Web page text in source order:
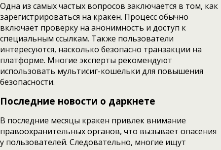
Одна из самых частых вопросов заключается в том, как
зарегистрироваться на кракен. Процесс обычно
включает проверку на анонимность и доступ к
специальным ссылкам. Также пользователи
интересуются, насколько безопасно транзакции на
платформе. Многие эксперты рекомендуют
использовать мультисиг-кошельки для повышения
безопасности.
Последние новости о даркнете
В последние месяцы кракен привлек внимание
правоохранительных органов, что вызывает опасения
у пользователей. Следовательно, многие ищут